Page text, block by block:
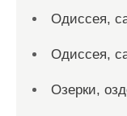
Одиссея,
Одиссея,
Озерки,